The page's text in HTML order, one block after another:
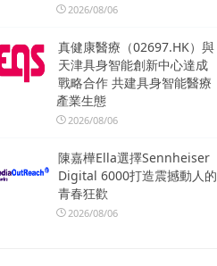
2026/08/06
真健康醫療（02697.HK）與
天津具身智能創新中心達成
戰略合作 共建具身智能醫療
產業生態
2026/08/06
陳嘉樺Ella選擇Sennheiser
Digital 6000打造震撼動人的
青春狂歡
2026/08/06